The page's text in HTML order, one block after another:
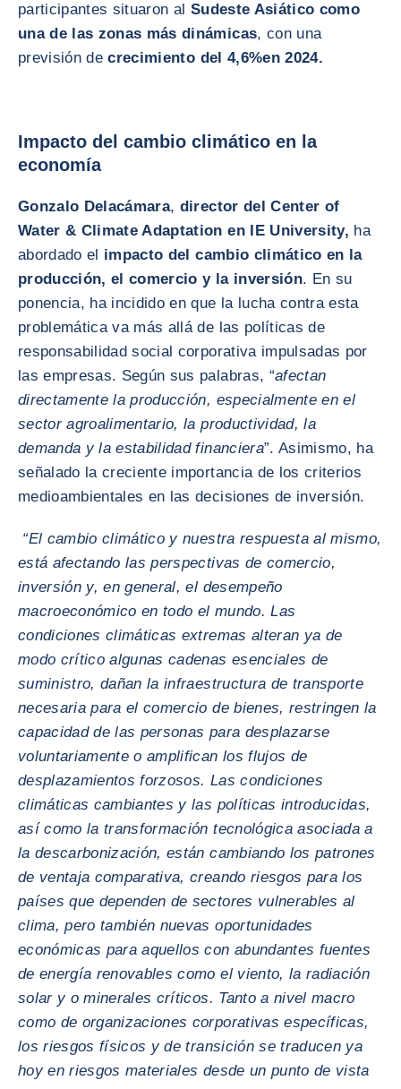
participantes situaron al Sudeste Asiático como
una de las zonas más dinámicas, con una
previsión decrecimiento del 4,6%en 2024.
Impacto del cambio climático en la
economía
Gonzalo Delacámara, director del Center of
Water & Climate Adaptation en IE University, ha
abordado el impacto del cambio climático en la
producción, el comercio y la inversión. En su
ponencia, ha incidido en que la lucha contra esta
problemática va más allá de las políticas de
responsabilidad social corporativa impulsadas por
las empresas. Según sus palabras, “afectan
directamente la producción, especialmente en el
sector agroalimentario, la productividad, la
demanda y la estabilidad financiera”. Asimismo, ha
señalado la creciente importancia de los criterios
medioambientales en las decisiones de inversión.
“El cambio climático y nuestra respuesta al mismo,
está afectando las perspectivas de comercio,
inversión y, en general, el desempeño
macroeconómico en todo el mundo. Las
condiciones climáticas extremas alteran ya de
modo crítico algunas cadenas esenciales de
suministro, dañan la infraestructura de transporte
necesaria para el comercio de bienes, restringen la
capacidad de las personas para desplazarse
voluntariamente o amplifican los flujos de
desplazamientos forzosos. Las condiciones
climáticas cambiantes y las políticas introducidas,
así como la transformación tecnológica asociada a
la descarbonización, están cambiando los patrones
de ventaja comparativa, creando riesgos para los
países que dependen de sectores vulnerables al
clima, pero también nuevas oportunidades
económicas para aquellos con abundantes fuentes
de energía renovables como el viento, la radiación
solar y o minerales críticos. Tanto a nivel macro
como de organizaciones corporativas específicas,
los riesgos físicos y de transición se traducen ya
hoy en riesgos materiales desde un punto de vista